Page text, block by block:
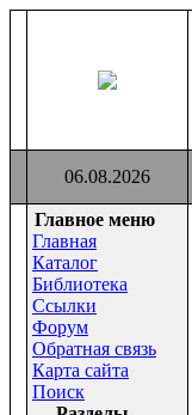
06.08.2026
Главное меню
Главная
Каталог
Библиотека
Ссылки
Форум
Обратная связь
Карта сайта
Поиск